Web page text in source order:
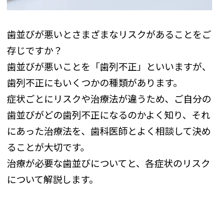
歯並びが悪いとさまざまなリスクがあることをご
存じですか？
歯並びが悪いことを「歯列不正」といいますが、
歯列不正にもいくつかの種類があります。
症状ごとにリスクや治療法が違うため、ご自分の
歯並びがどの歯列不正になるのかよく知り、それ
にあった治療法を、歯科医師とよく相談して決め
ることが大切です。
治療が必要な歯並びについてと、各症状のリスク
について解説します。